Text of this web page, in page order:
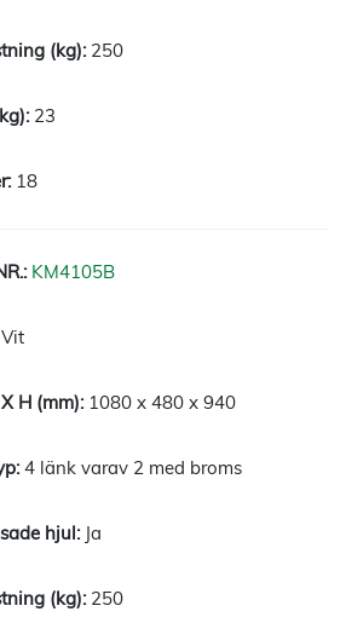
250
23
18
KM4105B
Vit
1080 x 480 x 940
4 länk varav 2 med broms
Ja
250